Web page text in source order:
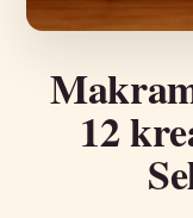
12